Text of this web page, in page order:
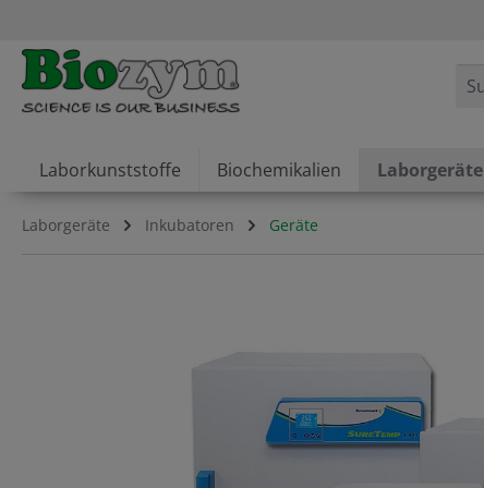
Laborkunststoffe Biochemikalien Laborgeräte
Laborgeräte Inkubatoren Geräte